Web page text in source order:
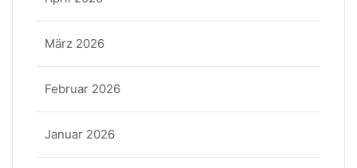
März 2026
Februar 2026
Januar 2026